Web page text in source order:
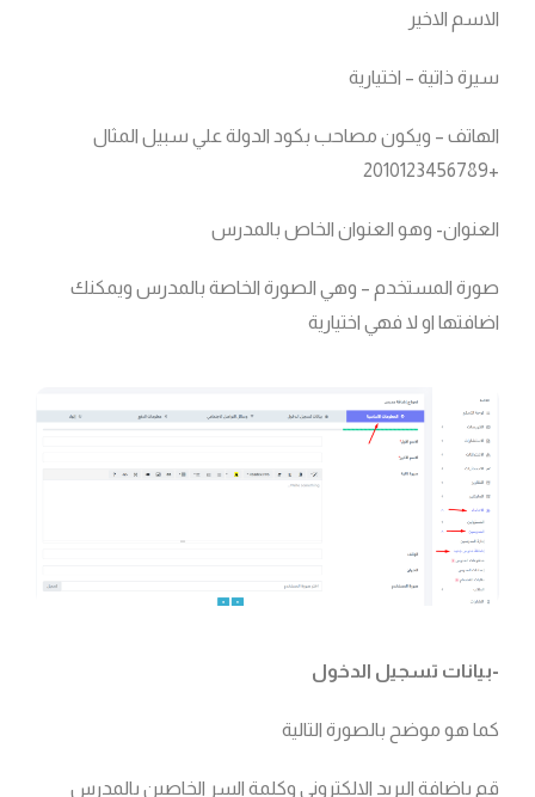
الاسم الاخير
سيرة ذاتية – اختيارية
الهاتف – ويكون مصاحب بكود الدولة علي سبيل المثال
+2010123456789
العنوان- وهو العنوان الخاص بالمدرس
صورة المستخدم – وهي الصورة الخاصة بالمدرس ويمكنك
اضافتها او لا فهي اختيارية
-بيانات تسجيل الدخول
كما هو موضح بالصورة التالية
قم باضافة البريد الالكتروني وكلمة السر الخاصين بالمدرس